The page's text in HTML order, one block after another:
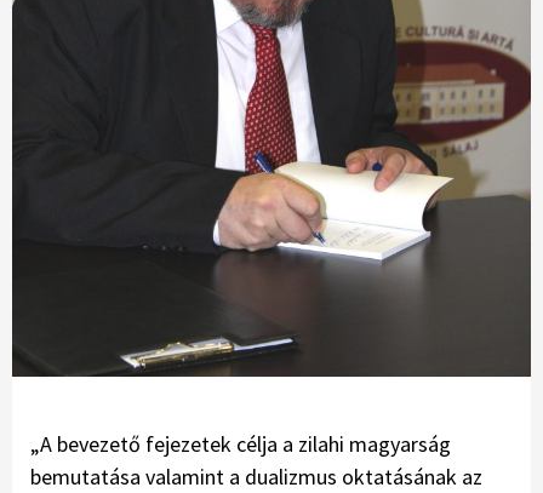
„A bevezető fejezetek cél­ja a zilahi magyarság
bemutatása valamint a dualizmus oktatásának az